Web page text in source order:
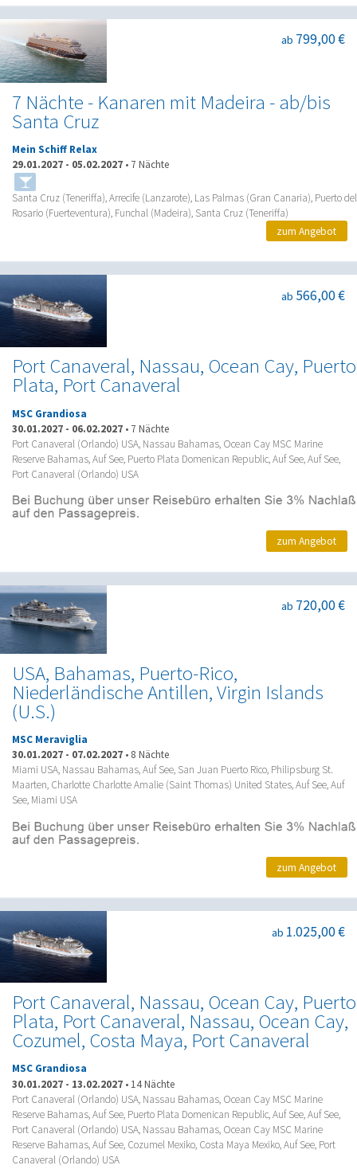
7 Nächte - Kanaren mit Madeira - ab/bis
Santa Cruz
ab 799,00 €
Mein Schiff Relax
29.01.2027 - 05.02.2027 • 7 Nächte
Santa Cruz (Teneriffa), Arrecife (Lanzarote), Las Palmas (Gran Canaria), Puerto del
Rosario (Fuerteventura), Funchal (Madeira), Santa Cruz (Teneriffa)
zum Angebot
Port Canaveral, Nassau, Ocean Cay, Puerto
Plata, Port Canaveral
ab 566,00 €
MSC Grandiosa
30.01.2027 - 06.02.2027 • 7 Nächte
Port Canaveral (Orlando) USA, Nassau Bahamas, Ocean Cay MSC Marine
Reserve Bahamas, Auf See, Puerto Plata Domenican Republic, Auf See, Auf See,
Port Canaveral (Orlando) USA
zum Angebot
USA, Bahamas, Puerto-Rico,
Niederländische Antillen, Virgin Islands
(U.S.)
ab 720,00 €
MSC Meraviglia
30.01.2027 - 07.02.2027 • 8 Nächte
Miami USA, Nassau Bahamas, Auf See, San Juan Puerto Rico, Philipsburg St.
Maarten, Charlotte Charlotte Amalie (Saint Thomas) United States, Auf See, Auf
See, Miami USA
zum Angebot
Port Canaveral, Nassau, Ocean Cay, Puerto
Plata, Port Canaveral, Nassau, Ocean Cay,
Cozumel, Costa Maya, Port Canaveral
ab 1.025,00 €
MSC Grandiosa
30.01.2027 - 13.02.2027 • 14 Nächte
Port Canaveral (Orlando) USA, Nassau Bahamas, Ocean Cay MSC Marine
Reserve Bahamas, Auf See, Puerto Plata Domenican Republic, Auf See, Auf See,
Port Canaveral (Orlando) USA, Nassau Bahamas, Ocean Cay MSC Marine
Reserve Bahamas, Auf See, Cozumel Mexiko, Costa Maya Mexiko, Auf See, Port
Canaveral (Orlando) USA